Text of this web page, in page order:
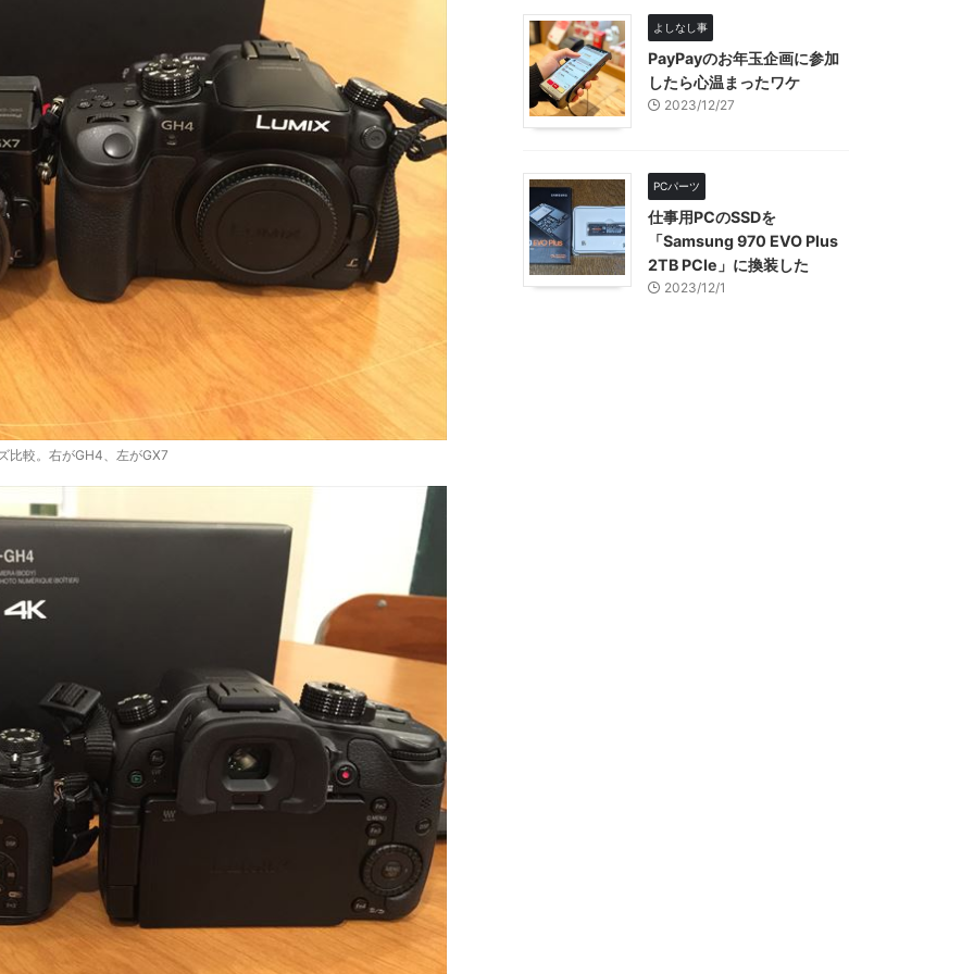
比較。右がGH4、左がGX7
よしなし事
PayPayのお年玉企画に参加
したら心温まったワケ
2023/12/27
PCパーツ
仕事用PCのSSDを
「Samsung 970 EVO Plus
2TB PCIe」に換装した
2023/12/1